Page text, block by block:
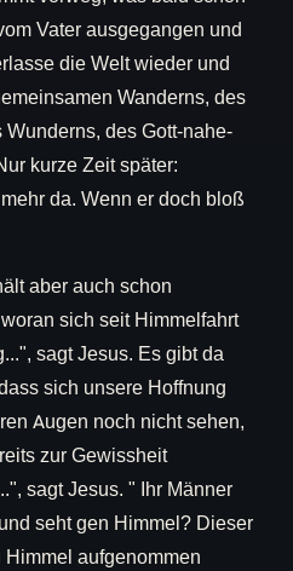
Vater ausgegangen und
die Welt wieder und
Wanderns, des
des Gott-nahe-
kurze Zeit später:
da. Wenn er doch bloß
aber auch schon
sich seit Himmelfahrt
sagt Jesus. Es gibt da
sich unsere Hoffnung
Augen noch nicht sehen,
zur Gewissheit
sagt Jesus. " Ihr Männer
seht gen Himmel? Dieser
aufgenommen